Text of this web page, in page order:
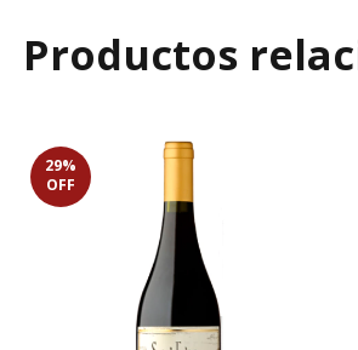
Productos
29%
OFF